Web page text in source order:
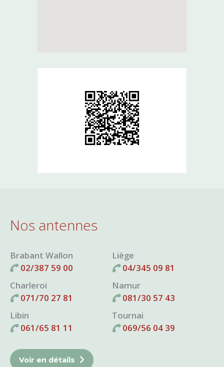
Nos antennes
Brabant Wallon
02/387 59 00
Charleroi
071/70 27 81
Libin
061/65 81 11
Liège
04/345 09 81
Namur
081/30 57 43
Tournai
069/56 04 39
Voir en détails